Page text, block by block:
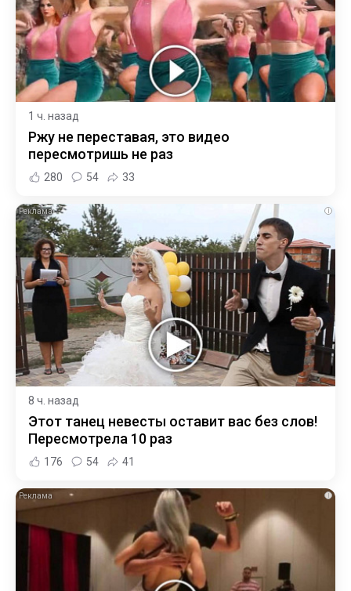
1 ч. назад
Ржу не переставая, это видео
пересмотришь не раз
280 54 33
i
8 ч. назад
Этот танец невесты оставит вас без слов!
Пересмотрела 10 раз
176 54 41
i